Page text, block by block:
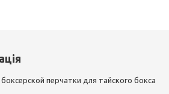
перчатки для тайского бокса